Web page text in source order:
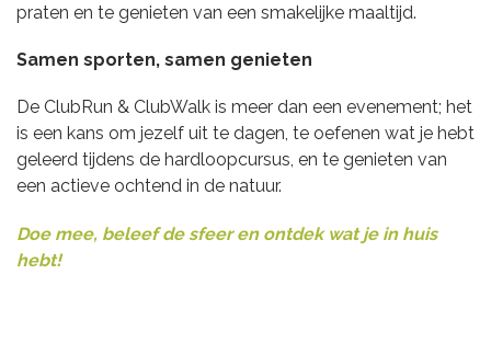
praten en te genieten van een smakelijke maaltijd.
Samen sporten, samen genieten
De ClubRun & ClubWalk is meer dan een evenement; het
is een kans om jezelf uit te dagen, te oefenen wat je hebt
geleerd tijdens de hardloopcursus, en te genieten van
een actieve ochtend in de natuur.
Doe mee, beleef de sfeer en ontdek wat je in huis
hebt!